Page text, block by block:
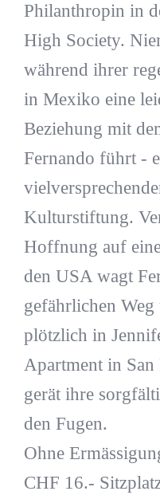
Philanthropin in
High Society.
während ihrer
in Mexiko eine
Beziehung mit
Fernando führt -
Kulturstiftung.
Hoffnung auf
den USA wagt
gefährlichen
plötzlich in
Apartment in San
gerät ihre
den Fugen.
Ohne
CHF 16.-